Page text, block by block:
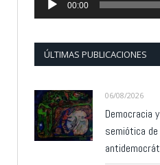
00:00
ÚLTIMAS PUBLICACIONES
06/08/2026
Democracia
semiótica